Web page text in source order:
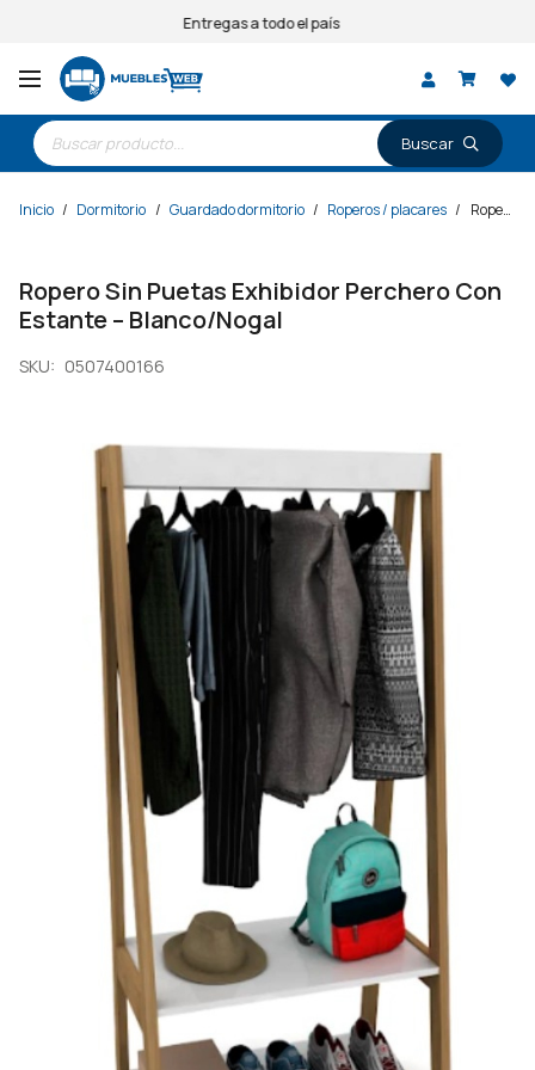
Entregas a todo el país
Búsqueda
de
productos
Inicio / Dormitorio / Guardado dormitorio / Roperos / placares / Ropero Sin Puetas Exhibidor Perchero Con Estante – Blanco/Nogal
Ropero Sin Puetas Exhibidor Perchero Con
Estante – Blanco/Nogal
SKU: 0507400166